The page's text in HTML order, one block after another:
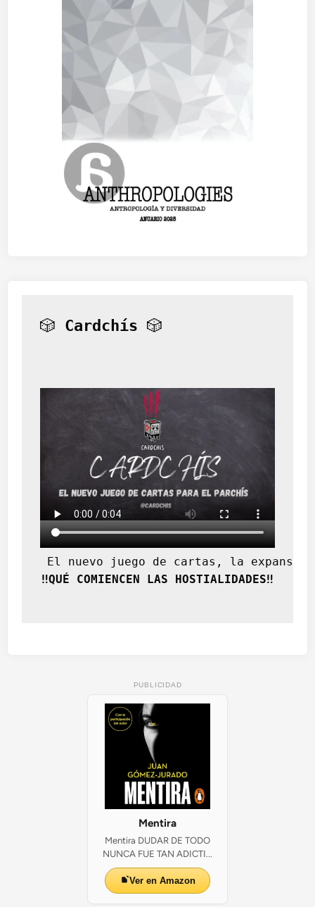
🎲 Cardchís 🎲
El nuevo juego de cartas, la
‼️QUÉ COMIENCEN LAS HOSTIALIDADES‼️
PUBLICIDAD
Mentira
Mentira DUDAR DE TODO
NUNCA FUE TAN ADICTI...
Ver en Amazon